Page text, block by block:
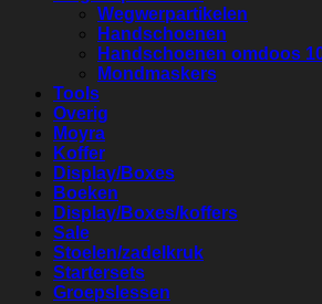
Wegwerpartikelen
Handschoenen
Handschoenen omdoos
Mondmaskers
Tools
Overig
Moyra
Koffer
Display/Boxes
Boeken
Display/Boxes/koffers
Sale
Stoelen/zadelkruk
Startersets
Groepslessen